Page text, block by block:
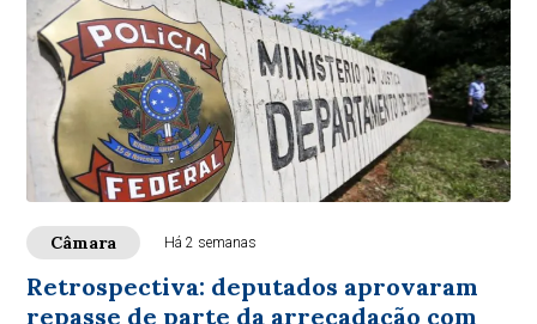
Câmara Há 2 semanas
Retrospectiva: deputados aprovaram
repasse de parte da arrecadação com